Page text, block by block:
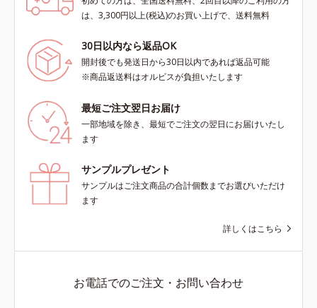
は、3,300円以上(税込)のお買い上げで、送料無料
30日以内なら返品OK
開封後でも発送日から30日以内であれば返品可能
※商品返送料はオルビスが負担いたします
最短ご注文翌日お届け
一部地域を除き、最短でご注文の翌日にお届けいたし
ます
サンプルプレゼント
サンプルはご注文商品の合計個数までお選びいただけ
ます
詳しくはこちら
お電話でのご注文・お問い合わせ